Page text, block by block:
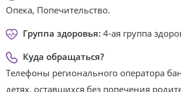
Опека, Попечительство.
Группа здоровья: 4-ая группа
Куда обращаться?
Телефоны регионального оператора
детях, оставшихся без попечения